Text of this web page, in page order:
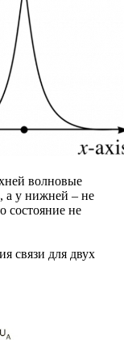
волновые
а у нижней – не
состояние не
связи для двух